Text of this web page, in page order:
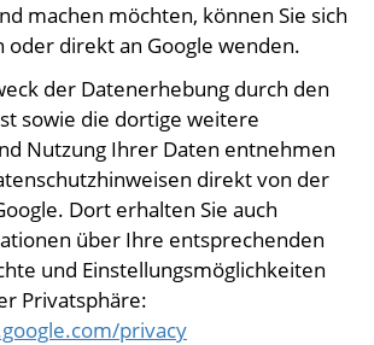
machen möchten, können Sie sich
oder direkt an Google wenden.
der Datenerhebung durch den
sowie die dortige weitere
Nutzung Ihrer Daten entnehmen
direkt von der
Dort erhalten Sie auch
über Ihre entsprechenden
und Einstellungsmöglichkeiten
Privatsphäre:
privacy